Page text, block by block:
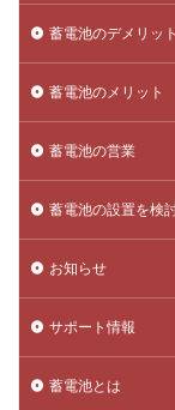
蓄電池のデメリット
蓄電池のメリット
蓄電池の営業
蓄電池の設置を検
お知らせ
サポート情報
蓄電池とは